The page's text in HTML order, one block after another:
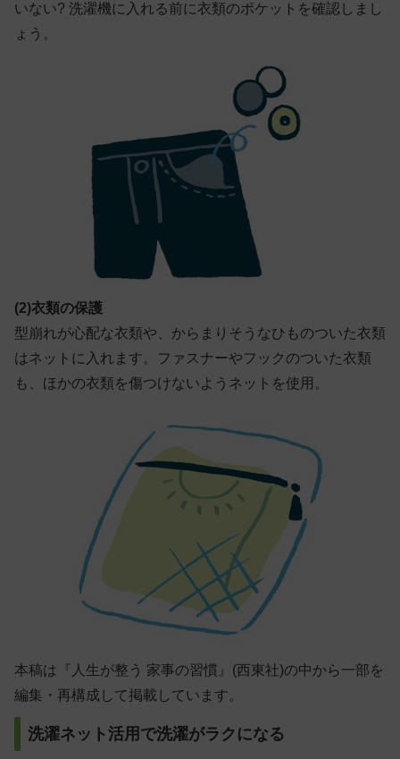
いない? 洗濯機に入れる前に衣類のポケットを確認しまし
ょう。
(2)衣類の保護
型崩れが心配な衣類や、からまりそうなひものついた衣類
はネットに入れます。ファスナーやフックのついた衣類
も、ほかの衣類を傷つけないようネットを使用。
本稿は『人生が整う 家事の習慣』(西東社)の中から一部を
編集・再構成して掲載しています。
洗濯ネット活用で洗濯がラクになる